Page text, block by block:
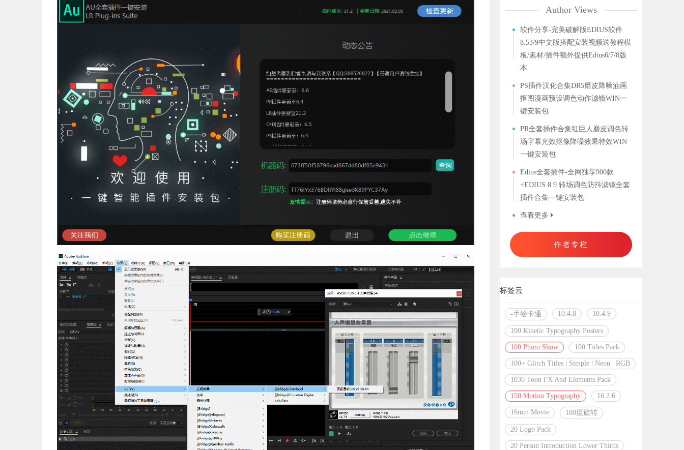
Author Views
软件分享-完美破解版EDIUS软件
8.53/9中文版搭配安装视频送教程模
板/素材/插件额外提供Edius6/7/8版
本
PS插件汉化合集DR5磨皮降噪油画
抠图漫画预设调色动作滤镜WIN一
键安装包
PR全套插件合集红巨人磨皮调色转
场字幕光效抠像降噪效果特效WIN
一键安装包
Edius全套插件-全网独享900款
+EDIUS 8 9 转场调色防抖滤镜全套
插件合集一键安装包
查看更多
作者专栏
标签云
-手绘卡通 10.4.8 10.4.9
100 Kinetic Typography Posters
100 Photo Show 100 Titles Pack
100+ Glitch Titles | Simple | Neon | RGB
1030 Toon FX And Elements Pack
150 Motion Typography 16.2.6
16mm Movie 180度旋转
20 Logo Pack
20 Person Introduction Lower Thirds